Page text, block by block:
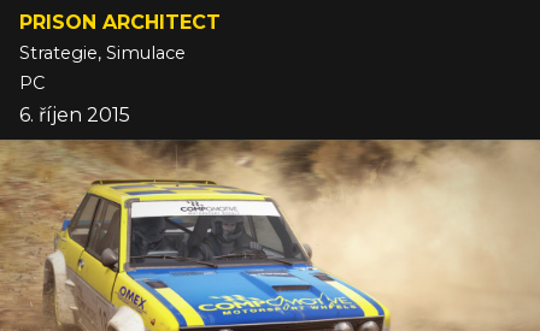
PRISON ARCHITECT
Strategie, Simulace
PC
6. říjen 2015